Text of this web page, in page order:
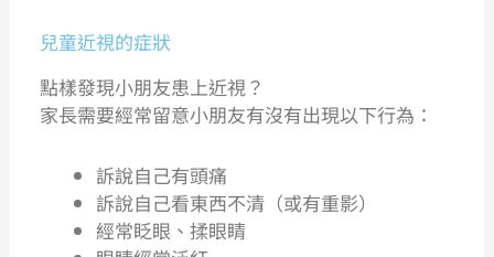
兒童近視的症狀
點樣發現小朋友患上近視？
家長需要經常留意小朋友有沒有出現以下行為：
訴說自己有頭痛
訴說自己看東西不清（或有重影）
經常眨眼、揉眼睛